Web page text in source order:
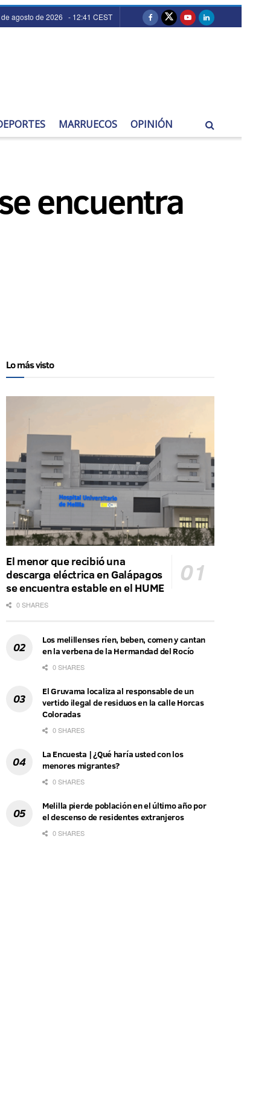
agosto de 2026 - 12:41 CEST
MARRUECOS OPINIÓN
encuentra
Lo más visto
El menor que recibió una
descarga eléctrica en Galápagos
se encuentra estable en el HUME
0 SHARES
Los melillenses ríen, beben, comen y cantan
en la verbena de la Hermandad del Rocío
0 SHARES
El Gruvama localiza al responsable de un
vertido ilegal de residuos en la calle Horcas
Coloradas
0 SHARES
La Encuesta | ¿Qué haría usted con los
menores migrantes?
0 SHARES
Melilla pierde población en el último año por
el descenso de residentes extranjeros
0 SHARES